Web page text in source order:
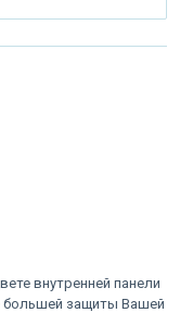
внутренней панели
большей защиты Вашей